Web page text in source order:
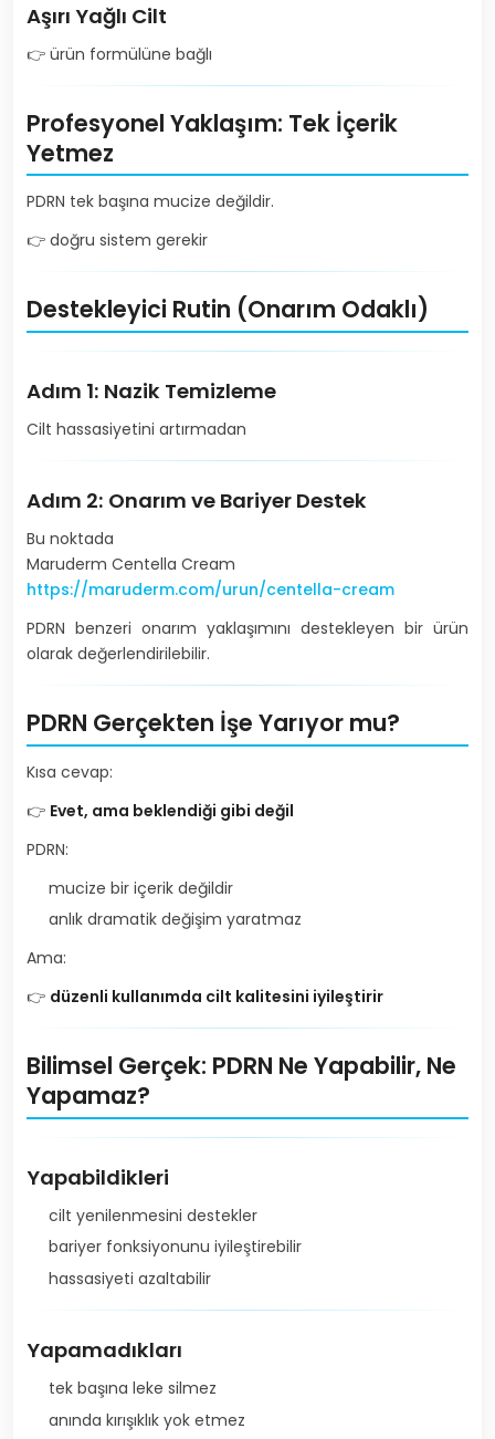
Aşırı Yağlı Cilt
👉 ürün formülüne bağlı
Profesyonel Yaklaşım: Tek İçerik
Yetmez
PDRN tek başına mucize değildir.
👉 doğru sistem gerekir
Destekleyici Rutin (Onarım Odaklı)
Adım 1: Nazik Temizleme
Cilt hassasiyetini artırmadan
Adım 2: Onarım ve Bariyer Destek
Bu noktada
Maruderm Centella Cream
https://maruderm.com/urun/centella-cream
PDRN benzeri onarım yaklaşımını destekleyen bir ürün
olarak değerlendirilebilir.
PDRN Gerçekten İşe Yarıyor mu?
Kısa cevap:
👉 Evet, ama beklendiği gibi değil
PDRN:
mucize bir içerik değildir
anlık dramatik değişim yaratmaz
Ama:
👉 düzenli kullanımda cilt kalitesini iyileştirir
Bilimsel Gerçek: PDRN Ne Yapabilir, Ne
Yapamaz?
Yapabildikleri
cilt yenilenmesini destekler
bariyer fonksiyonunu iyileştirebilir
hassasiyeti azaltabilir
Yapamadıkları
tek başına leke silmez
anında kırışıklık yok etmez